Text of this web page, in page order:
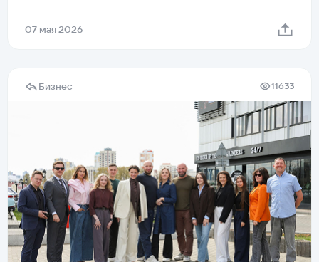
07 мая 2026
Бизнес 11633